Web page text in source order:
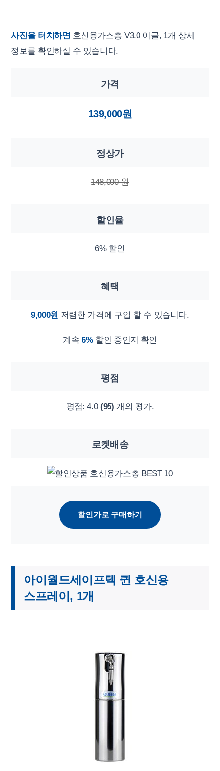
사진을 터치하면 호신용가스총 V3.0 이글, 1개 상세
정보를 확인하실 수 있습니다.
가격
139,000원
정상가
148,000 원
할인율
6% 할인
혜택
9,000원 저렴한 가격에 구입 할 수 있습니다.
계속 6%할인 중인지 확인
평점
평점:4.0 (95) 개의 평가.
로켓배송
할인가로 구매하기
아이월드세이프텍 퀸 호신용
스프레이, 1개